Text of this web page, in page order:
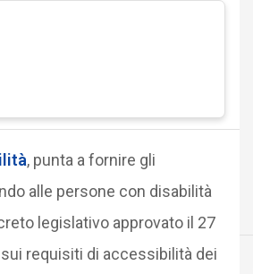
, punta a fornire gli
alle persone con disabilità
legislativo approvato il 27
requisiti di accessibilità dei